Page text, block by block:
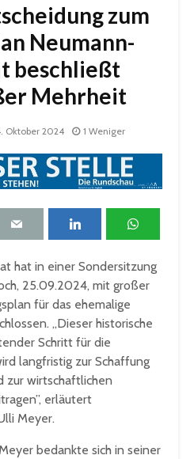
zum
Neumann-
beschließt
Mehrheit
Oktober 2024 1 Weniger
hat in einer Sondersitzung
25.09.2024, mit großer
für das ehemalige
„Dieser historische
Schritt für die
langfristig zur Schaffung
zur wirtschaftlichen
erläutert
Meyer.
bedankte sich in seiner